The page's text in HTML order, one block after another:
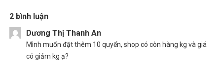
2 bình luận
Dương Thị Thanh An
Mình muốn đặt thêm 10 quyển, shop có còn hàng kg và giá
có giảm kg ạ?